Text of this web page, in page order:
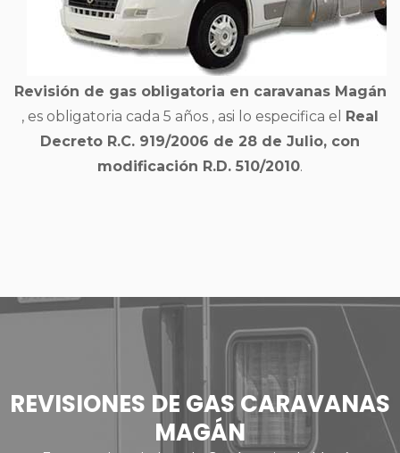
Revisión de gas obligatoria en caravanas Magán
, es obligatoria cada 5 años , asi lo especifica el Real
Decreto R.C. 919/2006 de 28 de Julio, con
modificación R.D. 510/2010.
REVISIONES DE GAS CARAVANAS
MAGÁN